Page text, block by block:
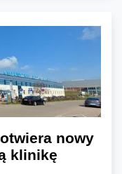
nowy
klinikę